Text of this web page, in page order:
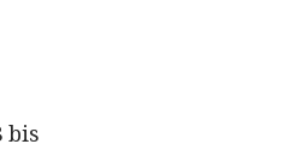
bis